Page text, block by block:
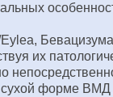
их
форме ВМД